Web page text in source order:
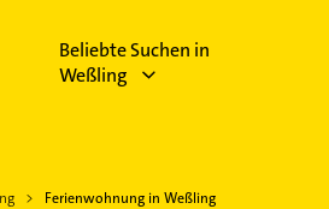
können.Beliebte Suchen in
Weßling
Ferienwohnung in Weßling